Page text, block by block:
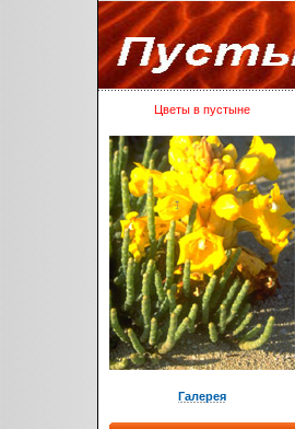
Цветы в пустыне
Галерея